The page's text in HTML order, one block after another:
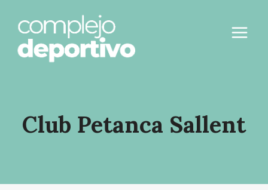
contenido
Club Petanca Sallent